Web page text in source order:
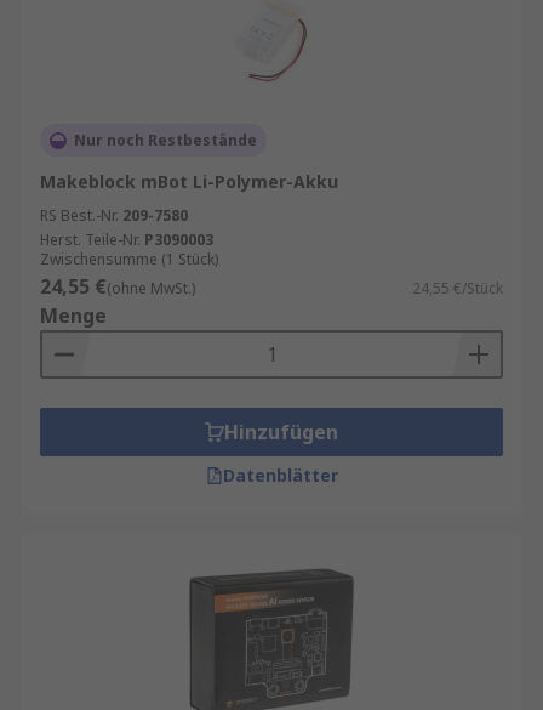
Nur noch Restbestände
Makeblock mBot Li-Polymer-Akku
RS Best.-Nr. 209-7580
Herst. Teile-Nr. P3090003
Zwischensumme (1 Stück)
24,55 €(ohne MwSt.) 24,55 €/Stück
Menge
Hinzufügen
Datenblätter